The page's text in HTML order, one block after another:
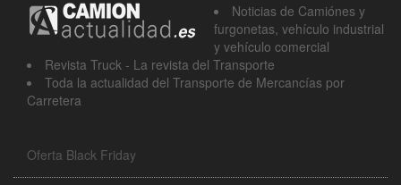
Noticias de Camiónes y
furgonetas, vehículo industrial
y vehículo comercial
Revista Truck - La revista del Transporte
Toda la actualidad del Transporte de Mercancías por
Carretera
Oferta Black Friday